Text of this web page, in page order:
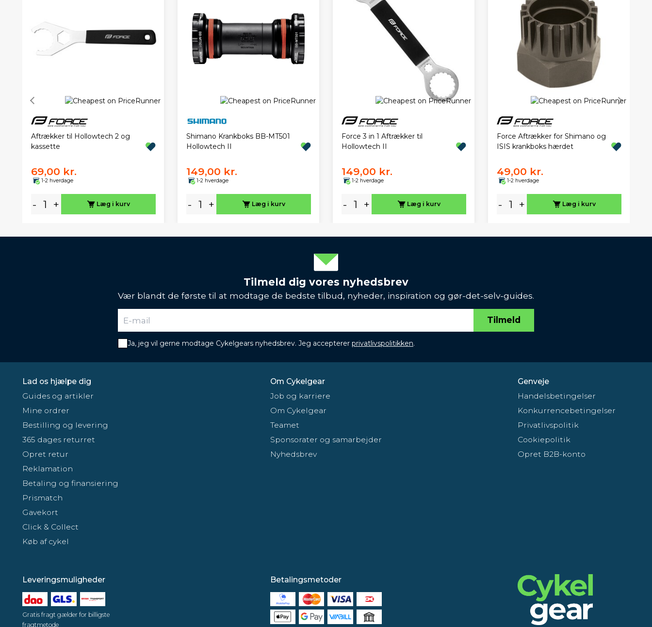
Aftrækker til Hollowtech 2 og
kassette
69,00 kr.
1-2 hverdage
- + Læg i kurv
Shimano Krankboks BB-MT501
Hollowtech II
149,00 kr.
1-2 hverdage
- + Læg i kurv
Force 3 in 1 Aftrækker til
Hollowtech II
149,00 kr.
1-2 hverdage
- + Læg i kurv
Force Aftrækker for Shimano og
ISIS krankboks hærdet
49,00 kr.
1-2 hverdage
- + Læg i kurv
Tilmeld dig vores nyhedsbrev
Vær blandt de første til at modtage de bedste tilbud, nyheder, inspiration og gør-det-selv-guides.
Tilmeld
Ja, jeg vil gerne modtage Cykelgears nyhedsbrev. Jeg accepterer privatlivspolitikken.
Lad os hjælpe dig
Guides og artikler
Mine ordrer
Bestilling og levering
365 dages returret
Opret retur
Reklamation
Betaling og finansiering
Prismatch
Gavekort
Click & Collect
Køb af cykel
Om Cykelgear
Job og karriere
Om Cykelgear
Teamet
Sponsorater og samarbejder
Nyhedsbrev
Genveje
Handelsbetingelser
Konkurrencebetingelser
Privatlivspolitik
Cookiepolitik
Opret B2B-konto
Leveringsmuligheder
Gratis fragt gælder for billigste
fragtmetode
Betalingsmetoder